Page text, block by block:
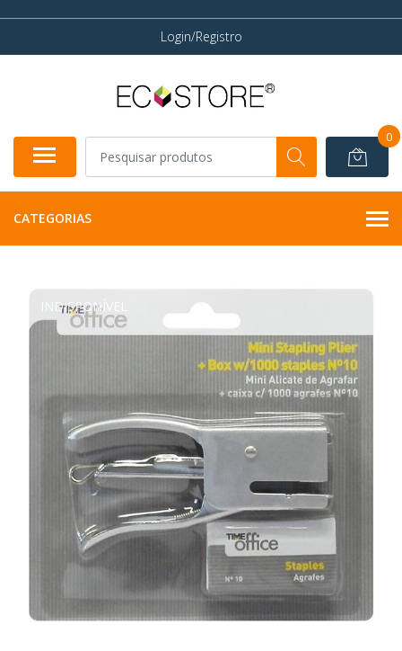
Login/Registro
0
CATEGORIAS
INDISPONÍVEL